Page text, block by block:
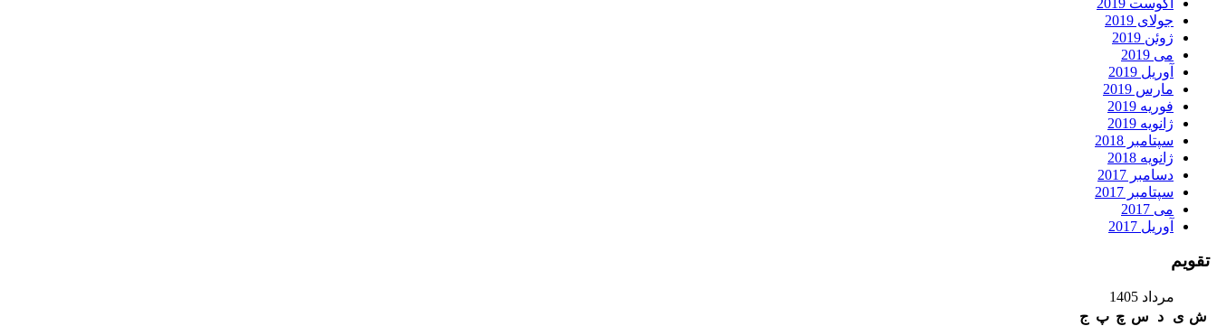
جولای 2019
ژوئن 2019
می 2019
آوریل 2019
مارس 2019
فوریه 2019
ژانویه 2019
سپتامبر 2018
ژانویه 2018
دسامبر 2017
سپتامبر 2017
می 2017
آوریل 2017
تقویم
مرداد 1405
ش ی د س چ پ ج